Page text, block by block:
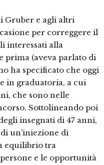
Gruber e agli altri
per correggere il
interessati alla
prima (aveva parlato di
ha specificato che oggi
in graduatoria, a cui
che sono nelle
Sottolineando poi
insegnati di 47 anni,
un’iniezione di
equilibrio tra
e le opportunità